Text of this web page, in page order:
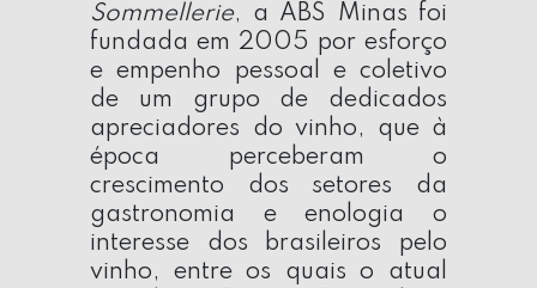
Sommellerie, a ABS Minas foi
fundada em 2005 por esforço
e empenho pessoal e coletivo
de um grupo de dedicados
apreciadores do vinho, que à
época perceberam o
crescimento dos setores da
gastronomia e enologia o
interesse dos brasileiros pelo
vinho, entre os quais o atual